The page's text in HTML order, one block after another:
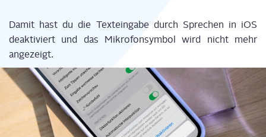
Damit hast du die Text­ein­ga­be durch Spre­chen in iOS
deak­ti­viert und das Mikro­fon­sym­bol wird nicht mehr
angezeigt.